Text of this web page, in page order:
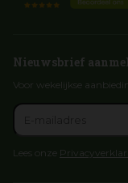
Nieuwsbrief
Voor wekelijkse
Lees onze